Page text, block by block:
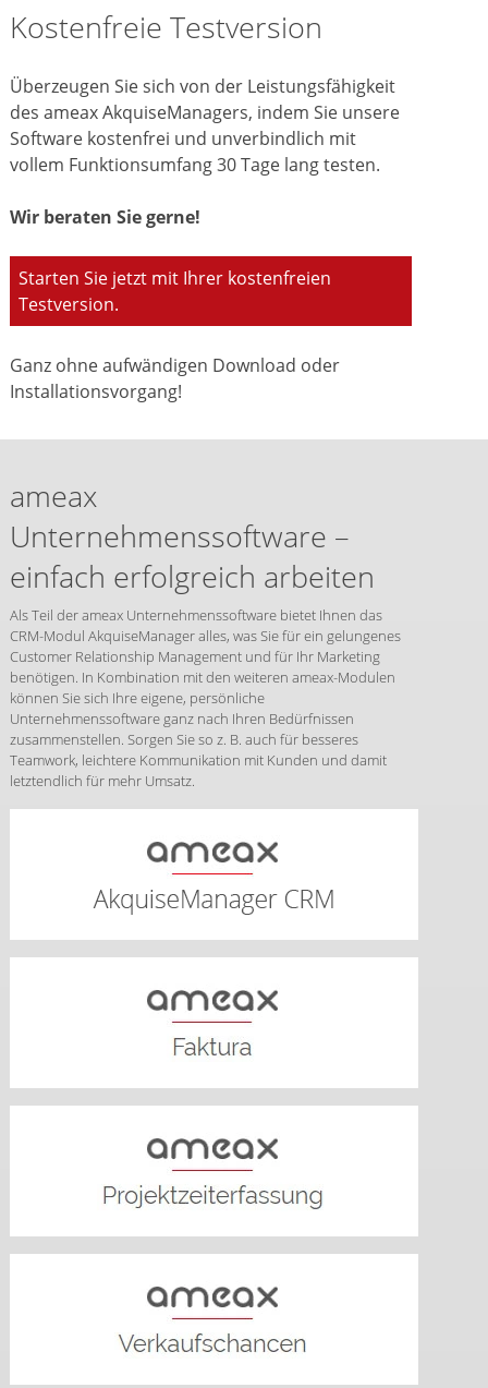
Kostenfreie Testversion
Überzeugen Sie sich von der Leistungsfähigkeit
des ameax AkquiseManagers, indem Sie unsere
Software kostenfrei und unverbindlich mit
vollem Funktionsumfang 30 Tage lang testen.
Wir beraten Sie gerne!
Starten Sie jetzt mit Ihrer kostenfreien
Testversion.
Ganz ohne aufwändigen Download oder
Installationsvorgang!
ameax
Unternehmenssoftware –
einfach erfolgreich arbeiten
Als Teil der ameax Unternehmenssoftware bietet Ihnen das
CRM-Modul AkquiseManager alles, was Sie für ein gelungenes
Customer Relationship Management und für Ihr Marketing
benötigen. In Kombination mit den weiteren ameax-Modulen
können Sie sich Ihre eigene, persönliche
Unternehmenssoftware ganz nach Ihren Bedürfnissen
zusammenstellen. Sorgen Sie so z. B. auch für besseres
Teamwork, leichtere Kommunikation mit Kunden und damit
letztendlich für mehr Umsatz.